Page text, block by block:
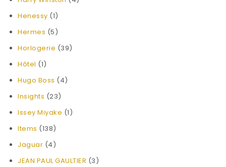
Henessy (1)
Hermes (5)
Horlogerie (39)
Hôtel (1)
Hugo Boss (4)
Insights (23)
Issey Miyake (1)
Items (138)
Jaguar (4)
JEAN PAUL GAULTIER (3)